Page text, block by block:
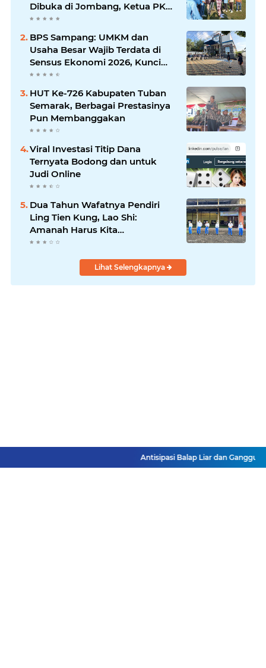
Dibuka di Jombang, Ketua PKDI
Jatim Syaifullah Mahdi: Ajang
Komunikasi Antar-Kades untuk
Memajukan Desa
BPS Sampang: UMKM dan
Usaha Besar Wajib Terdata di
Sensus Ekonomi 2026, Kunci
Kebijakan Tepat Sasaran
HUT Ke-726 Kabupaten Tuban
Semarak, Berbagai Prestasinya
Pun Membanggakan
Viral Investasi Titip Dana
Ternyata Bodong dan untuk
Judi Online
Dua Tahun Wafatnya Pendiri
Ling Tien Kung, Lao Shi:
Amanah Harus Kita
Laksanakan!
Lihat Selengkapnya
Antisipasi Balap Liar dan Gangguan